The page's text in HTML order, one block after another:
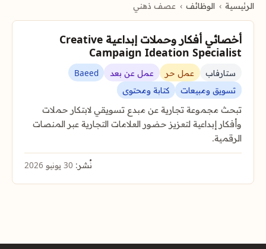
الرئيسية الوظائف عصف ذهني
أخصائي أفكار وحملات إبداعية Creative
Campaign Ideation Specialist
ستارفاب عمل حر عمل عن بعد
Baeed
تسويق ومبيعات
كتابة ومحتوى
تبحث مجموعة تجارية عن مبدع تسويقي لابتكار حملات
وأفكار إبداعية لتعزيز حضور العلامات التجارية عبر المنصات
الرقمية.
نُشر: